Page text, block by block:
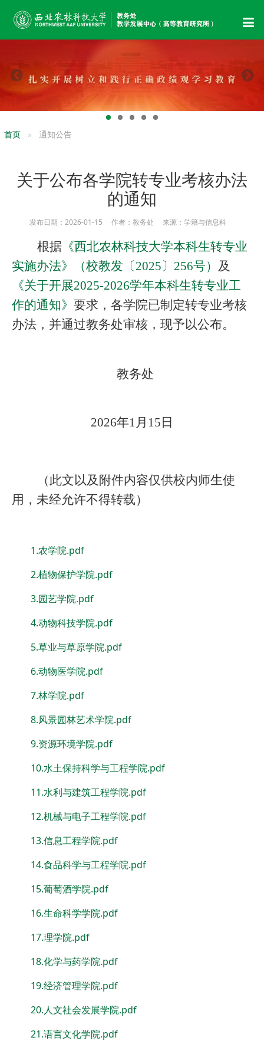
首页 通知公告
关于公布各学院转专业考核办法
的通知
发布日期：2026-01-15 作者：教务处 来源：学籍与信息科
根据 《西北农林科技大学本科生转专业
实施办法》（校教发〔2025〕256号） 及
《关于开展2025-2026学年本科生转专业工
作的通知》 要求，各学院已制定转专业考核
办法，并通过教务处审核，现予以公布。
教务处
2026年1月15日
（此文以及附件内容仅供校内师生使
用，未经允许不得转载）
1.农学院.pdf
2.植物保护学院.pdf
3.园艺学院.pdf
4.动物科技学院.pdf
5.草业与草原学院.pdf
6.动物医学院.pdf
7.林学院.pdf
8.风景园林艺术学院.pdf
9.资源环境学院.pdf
10.水土保持科学与工程学院.pdf
11.水利与建筑工程学院.pdf
12.机械与电子工程学院.pdf
13.信息工程学院.pdf
14.食品科学与工程学院.pdf
15.葡萄酒学院.pdf
16.生命科学学院.pdf
17.理学院.pdf
18.化学与药学院.pdf
19.经济管理学院.pdf
20.人文社会发展学院.pdf
21.语言文化学院.pdf